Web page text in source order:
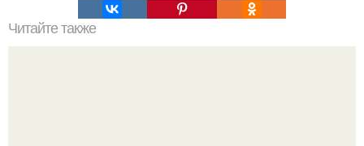
Читайте также